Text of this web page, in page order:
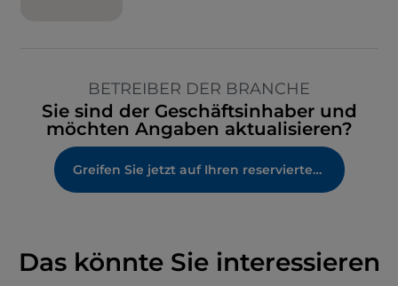
BETREIBER DER BRANCHE
Sie sind der Geschäftsinhaber und
möchten Angaben aktualisieren?
Greifen Sie jetzt auf Ihren reservierten Bereich zu
Das könnte Sie interessieren